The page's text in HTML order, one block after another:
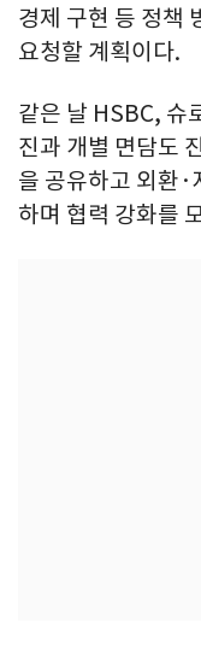
경제 구현 등 정책
요청할 계획이다.
같은 날 HSBC, 슈
진과 개별 면담도
을 공유하고 외환·
하며 협력 강화를